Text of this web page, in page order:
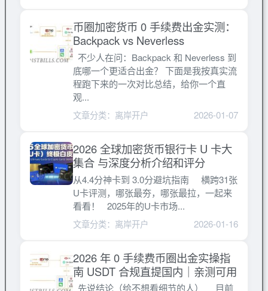
币圈加密货币 0 手续费出金实测：
Backpack vs Neverless
不少人在问：Backpack 和 Neverless 到
底哪一个更适合出金？ 下面是我按真实流
程跑下来的一次对比总结，给你一个直
观...
文章分类：离岸开户
2026-01-07
2026 全球加密货币银行卡 U 卡大
集合 与深度分析介绍和评分
从4.4分神卡到 3.0分避坑指南 横跨31张
U卡评测，哪张最夯，哪张最拉，一起来
看看！ 2025年的U卡市场...
文章分类：离岸开户
2026-01-16
2026 年 0 手续费币圈出金实操指
南 USDT 合规直提国内｜亲测可用
先说结论（给不想看细节的人） 目前